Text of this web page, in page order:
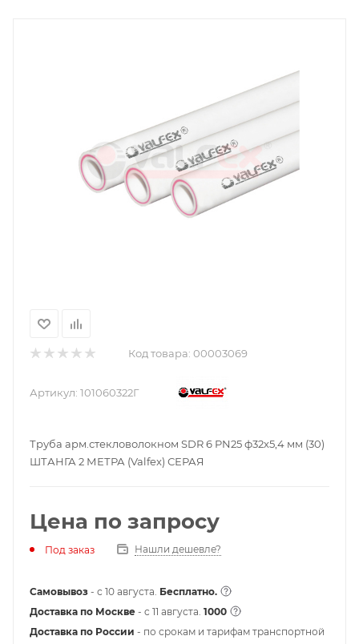
Код товара: 00003069
Артикул: 101060322Г
Труба арм.стекловолокном SDR 6 PN25 ф32х5,4 мм (30)
ШТАНГА 2 МЕТРА (Valfex) СЕРАЯ
Цена по запросу
Под заказ Нашли дешевле?
Самовывоз - с 10 августа. Бесплатно.
Доставка по Москве - c 11 августа. 1000
Доставка по России - по срокам и тарифам транспортной